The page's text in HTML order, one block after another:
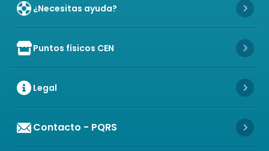
¿Necesitas ayuda? Icon
Icon of store
Puntos físicos CEN Icon
Legal Icon
Contacto - PQRS Icon